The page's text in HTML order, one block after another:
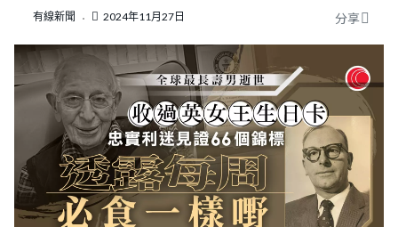
有線新聞 2024年11月27日 分享